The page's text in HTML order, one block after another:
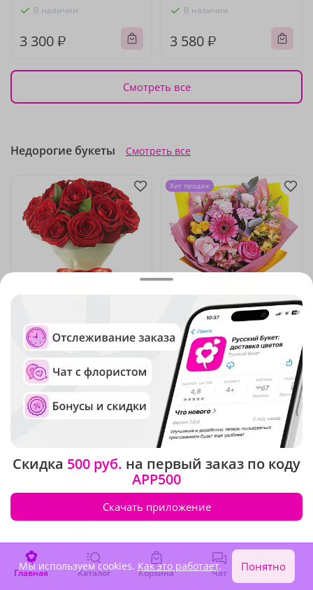
В наличии
3 300 ₽
В наличии
3 580 ₽
Смотреть все
Недорогие букеты Смотреть все
4.9 (1164)
Букет из красных роз
В наличии
2 660 ₽
4.9(1034)
Букет "Фьюжн"
3 260 ₽
2 930 ₽
Хит продаж
Главная Каталог Корзина Чат Войти
Скидка 500 руб. на первый заказ по коду
APP500
Скачать приложение
Мы используем cookies. Как это работает. Понятно